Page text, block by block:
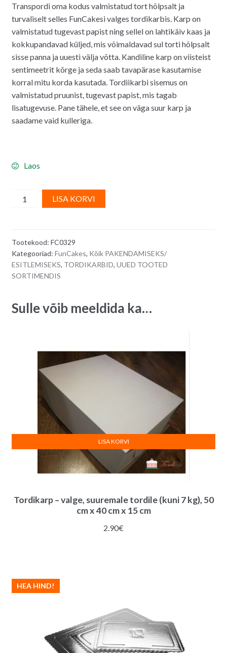
Transpordi oma kodus valmistatud tort hõlpsalt ja
turvaliselt selles FunCakesi valges tordikarbis. Karp on
valmistatud tugevast papist ning sellel on lahtikäiv kaas ja
kokkupandavad küljed, mis võimaldavad sul torti hõlpsalt
sisse panna ja uuesti välja võtta. Kandiline karp on viisteist
sentimeetrit kõrge ja seda saab tavapärase kasutamise
korral mitu korda kasutada. Tordiikarbi sisemus on
valmistatud pruunist, tugevast papist, mis tagab
lisatugevuse. Pane tähele, et see on väga suur karp ja
saadame vaid kulleriga.
Laos
FunCakes
60
x
50
cm
LISA KORVI
Tootekood: FC0329
Kategooriad: FunCakes, Kõik PAKENDAMISEKS/
ESITLEMISEKS, TORDIKARBID, UUED TOOTED
SORTIMENDIS
Sulle võib meeldida ka…
Tordikarp – valge, suuremale tordile (kuni 7 kg), 50
cm x 40 cm x 15 cm
2.90€
LISA KORVI
HEA HIND!